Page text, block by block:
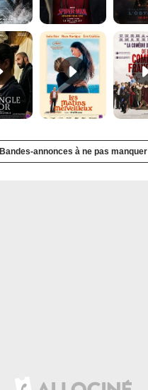
Le Triangle d'or Bande-annonce VF
Bandes-annonces à ne pas manquer